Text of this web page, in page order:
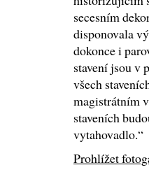
secesním
disponovala
dokonce i
stavení jsou v
všech
magistrátním
staveních
vytahovadlo.“
Prohlížet